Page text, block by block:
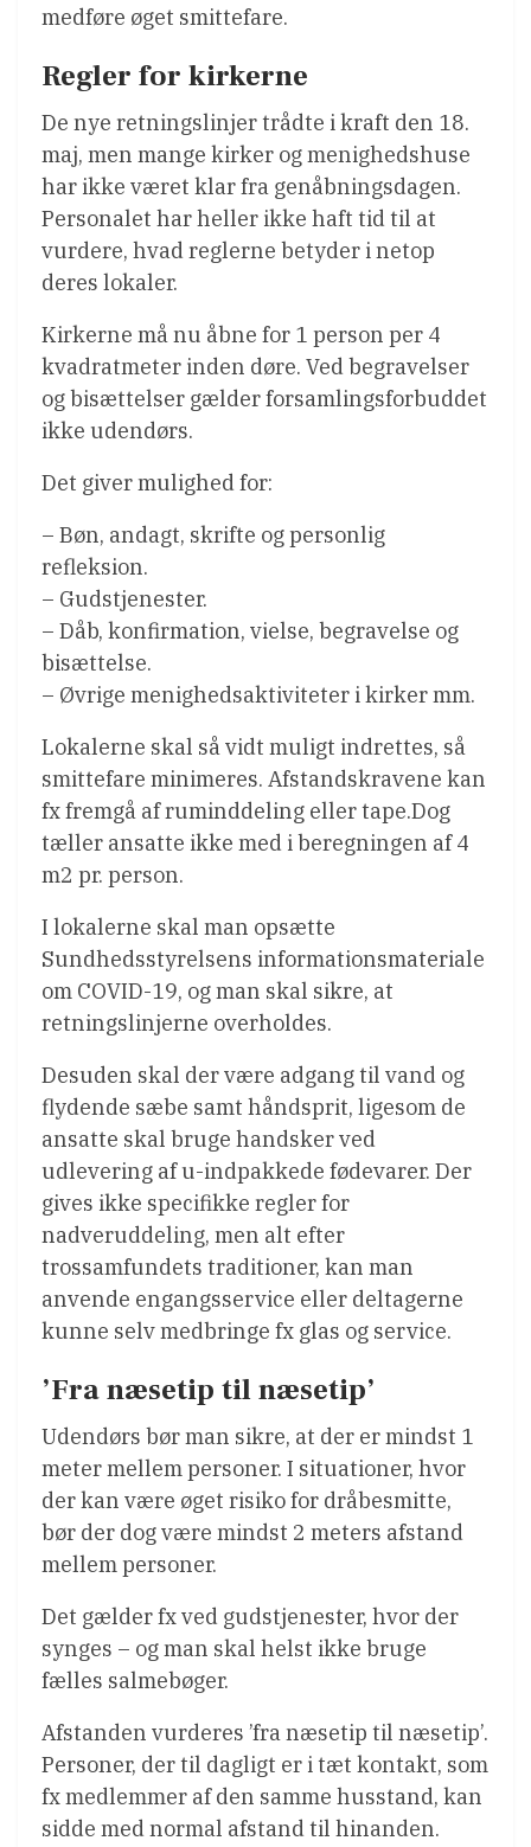
medføre øget smittefare.
Regler for kirkerne
De nye retningslinjer trådte i kraft den 18.
maj, men mange kirker og menighedshuse
har ikke været klar fra genåbningsdagen.
Personalet har heller ikke haft tid til at
vurdere, hvad reglerne betyder i netop
deres lokaler.
Kirkerne må nu åbne for 1 person per 4
kvadratmeter inden døre. Ved begravelser
og bisættelser gælder forsamlingsforbuddet
ikke udendørs.
Det giver mulighed for:
– Bøn, andagt, skrifte og personlig
refleksion.
– Gudstjenester.
– Dåb, konfirmation, vielse, begravelse og
bisættelse.
– Øvrige menighedsaktiviteter i kirker mm.
Lokalerne skal så vidt muligt indrettes, så
smittefare minimeres. Afstandskravene kan
fx fremgå af ruminddeling eller tape.Dog
tæller ansatte ikke med i beregningen af 4
m2 pr. person.
I lokalerne skal man opsætte
Sundhedsstyrelsens informationsmateriale
om COVID-19, og man skal sikre, at
retningslinjerne overholdes.
Desuden skal der være adgang til vand og
flydende sæbe samt håndsprit, ligesom de
ansatte skal bruge handsker ved
udlevering af u-indpakkede fødevarer. Der
gives ikke specifikke regler for
nadveruddeling, men alt efter
trossamfundets traditioner, kan man
anvende engangsservice eller deltagerne
kunne selv medbringe fx glas og service.
’Fra næsetip til næsetip’
Udendørs bør man sikre, at der er mindst 1
meter mellem personer. I situationer, hvor
der kan være øget risiko for dråbesmitte,
bør der dog være mindst 2 meters afstand
mellem personer.
Det gælder fx ved gudstjenester, hvor der
synges – og man skal helst ikke bruge
fælles salmebøger.
Afstanden vurderes ’fra næsetip til næsetip’.
Personer, der til dagligt er i tæt kontakt, som
fx medlemmer af den samme husstand, kan
sidde med normal afstand til hinanden.